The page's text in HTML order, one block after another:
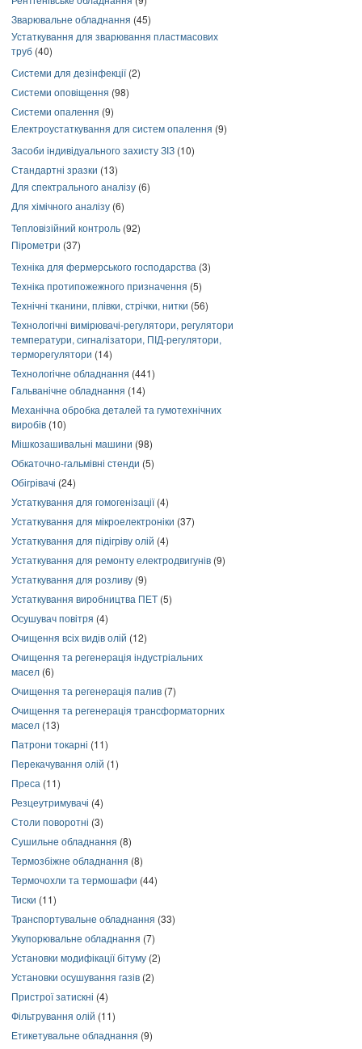
Зварювальне обладнання (45)
Устаткування для зварювання пластмасових
труб (40)
Системи для дезінфекції(2)
Системи оповіщення (98)
Системи опалення (9)
Електроустаткування для систем опалення (9)
Засоби індивідуального захисту ЗІЗ (10)
Стандартні зразки (13)
Для спектрального аналізу (6)
Для хімічного аналізу (6)
Тепловізійний контроль (92)
Пірометри (37)
Техніка для фермерського господарства (3)
Техніка протипожежного призначення (5)
Технічні тканини, плівки, стрічки, нитки (56)
Технологічні вимірювачі-регулятори, регулятори
температури, сигналізатори, ПІД-регулятори,
терморегулятори (14)
Технологічне обладнання (441)
Гальванічне обладнання (14)
Механічна обробка деталей та гумотехнічних
виробів (10)
Мішкозашивальні машини (98)
Обкаточно-гальмівні стенди (5)
Обігрівачі (24)
Устаткування для гомогенізації(4)
Устаткування для мікроелектроніки (37)
Устаткування для підігріву олій (4)
Устаткування для ремонту електродвигунів (9)
Устаткування для розливу (9)
Устаткування виробництва ПЕТ (5)
Осушувач повітря (4)
Очищення всіх видів олій (12)
Очищення та регенерація індустріальних
масел (6)
Очищення та регенерація палив (7)
Очищення та регенерація трансформаторних
масел (13)
Патрони токарні (11)
Перекачування олій (1)
Преса (11)
Резцеутримувачі (4)
Столи поворотні (3)
Сушильне обладнання (8)
Термозбіжне обладнання (8)
Термочохли та термошафи (44)
Тиски (11)
Транспортувальне обладнання (33)
Укупорювальне обладнання (7)
Установки модифікації бітуму (2)
Установки осушування газів (2)
Пристрої затискні (4)
Фільтрування олій (11)
Етикетувальне обладнання (9)